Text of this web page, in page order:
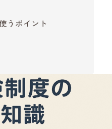
うポイント